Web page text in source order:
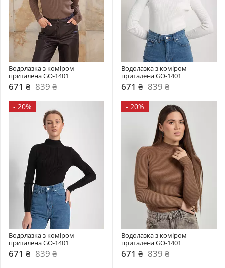
Водолазка з коміром
приталена GO-1401
671 ₴ 839 ₴
Водолазка з коміром
приталена GO-1401
671 ₴ 839 ₴
- 20%
Водолазка з коміром
приталена GO-1401
671 ₴ 839 ₴
- 20%
Водолазка з коміром
приталена GO-1401
671 ₴ 839 ₴